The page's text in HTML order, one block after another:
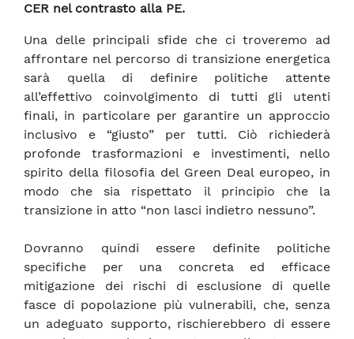
CER nel contrasto alla PE.
Una delle principali sfide che ci troveremo ad
affrontare nel percorso di transizione energetica
sarà quella di definire politiche attente
all’effettivo coinvolgimento di tutti gli utenti
finali, in particolare per garantire un approccio
inclusivo e “giusto” per tutti. Ciò richiederà
profonde trasformazioni e investimenti, nello
spirito della filosofia del Green Deal europeo, in
modo che sia rispettato il principio che la
transizione in atto “non lasci indietro nessuno”.
Dovranno quindi essere definite politiche
specifiche per una concreta ed efficace
mitigazione dei rischi di esclusione di quelle
fasce di popolazione più vulnerabili, che, senza
un adeguato supporto, rischierebbero di essere